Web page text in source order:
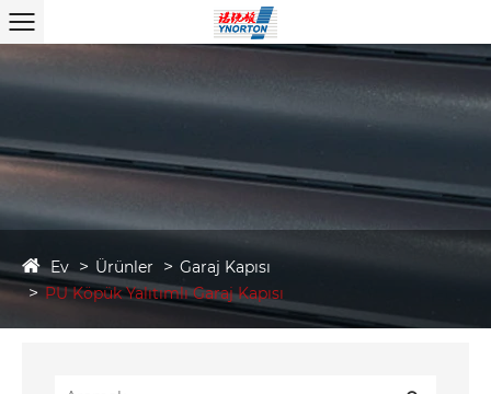
Ev Ürünler
Garaj Kapısı
PU Köpük Yalıtımlı Garaj Kapısı